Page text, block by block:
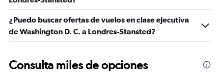
¿Puedo buscar ofertas de vuelos en clase ejecutiva
de Washington D. C. a Londres-Stansted?
Consulta miles de opciones